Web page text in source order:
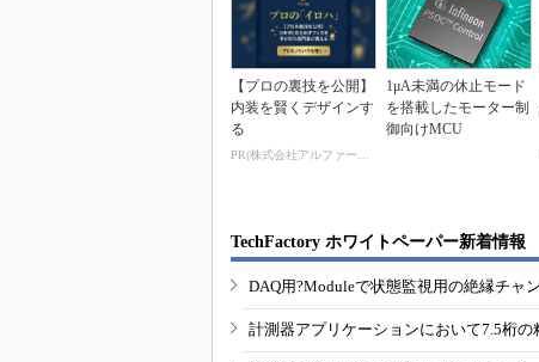
【プロの裏技を公開】
内装を賢くデザインす
る
1μA未満の休止モード
を搭載したモーター制
御向けMCU
TechFactory ホワイトペーパー新着情報
DAQ用?Moduleで状態監視用の絶縁チャ
計測器アプリケーションにおいて7.5桁